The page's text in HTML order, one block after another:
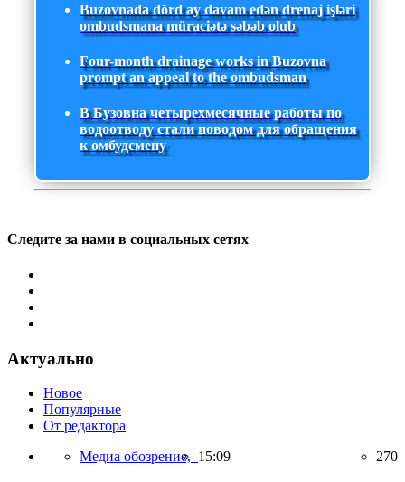
Buzovnada dörd ay davam edən drenaj işləri
ombudsmana müraciətə səbəb olub
Four-month drainage works in Buzovna
prompt an appeal to the ombudsman
В Бузовна четырехмесячные работы по
водоотводу стали поводом для обращения
к омбудсмену
Следите за нами в социальных сетях
Актуально
Новое
Популярные
От редактора
Медиа обозрение, 15:09 270